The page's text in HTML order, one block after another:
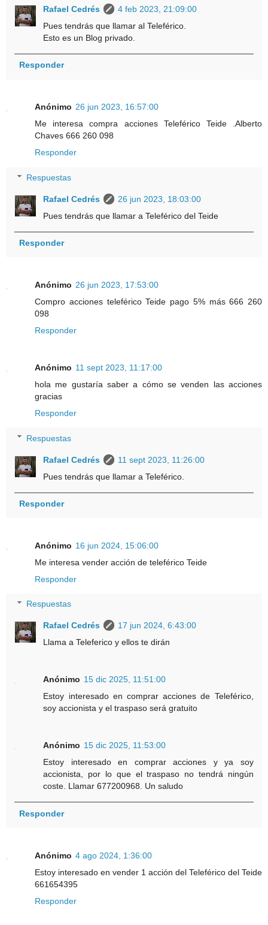
Rafael Cedrés
4 feb 2023, 21:09:00
Pues tendrás que llamar al Teleférico.
Esto es un Blog privado.
Responder
Anónimo 26 jun 2023, 16:57:00
Me interesa compra acciones Teleférico Teide .Alberto
Chaves 666 260 098
Responder
Respuestas
Rafael Cedrés
26 jun 2023, 18:03:00
Pues tendrás que llamar a Teleférico del Teide
Responder
Anónimo 26 jun 2023, 17:53:00
Compro acciones teleférico Teide pago 5% más 666 260
098
Responder
Anónimo 11 sept 2023, 11:17:00
hola me gustaría saber a cómo se venden las acciones
gracias
Responder
Respuestas
Rafael Cedrés
11 sept 2023, 11:26:00
Pues tendrás que llamar a Teleférico.
Responder
Anónimo 16 jun 2024, 15:06:00
Me interesa vender acción de teleférico Teide
Responder
Respuestas
Rafael Cedrés
17 jun 2024, 6:43:00
Llama a Teleferico y ellos te dirán
Anónimo 15 dic 2025, 11:51:00
Estoy interesado en comprar acciones de Teleférico,
soy accionista y el traspaso será gratuito
Anónimo 15 dic 2025, 11:53:00
Estoy interesado en comprar acciones y ya soy
accionista, por lo que el traspaso no tendrá ningún
coste. Llamar 677200968. Un saludo
Responder
Anónimo 4 ago 2024, 1:36:00
Estoy interesado en vender 1 acción del Teleférico del Teide
661654395
Responder